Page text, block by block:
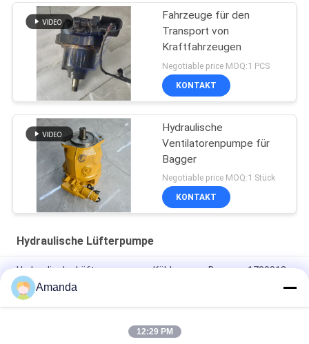
Fahrzeuge für den
Transport von
Kraftfahrzeugen
Negotiable price MOQ:1 PCS
KONTAKT
Hydraulische
Ventilatorenpumpe für
Bagger
Negotiable price MOQ:1 Stück
KONTAKT
Hydraulische Lüfterpumpe
Hydraulische Lüfterpumpe zur Kühlung von Baggern 1709918
155-9222 155-9206
TQ E330d E336d Achs-Kolbenpumpe, 259-0815
4634936 4659032 Hydraulischer Ventilator Pumpenmotor für
Amanda
12:29 PM